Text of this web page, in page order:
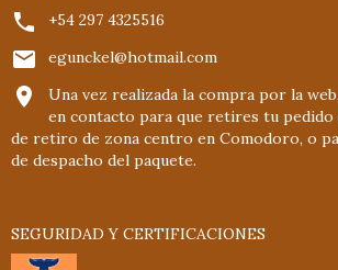
+54 297 4325516
egunckel@hotmail.com
Una vez realizada la compra por la
en contacto para que retires tu
de retiro de zona centro en Comodoro, o
de despacho del paquete.
SEGURIDAD Y CERTIFICACIONES